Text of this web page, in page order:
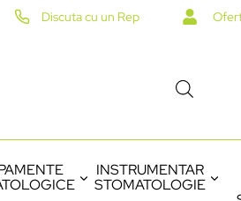
Discuta cu un Rep
INSTRUMENTAR
STOMATOLOGIE